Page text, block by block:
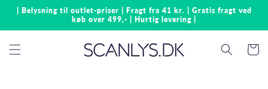
Gå til
| Belysning til outlet-priser | Fragt fra 41 kr. | Gratis fragt ved
køb over 499,- | Hurtig levering |